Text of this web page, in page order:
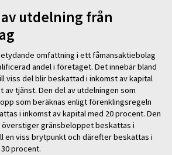
utdelning från
omfattning i ett fåmansaktiebolag
andel i företaget. Det innebär bland
viss del blir beskattad i inkomst av kapital
av tjänst. Den del av utdelningen som
som beräknas enligt förenklingsregeln
i inkomst av kapital med 20 procent. Den
överstiger gränsbeloppet beskattas i
en viss brytpunkt och därefter beskattas i
procent.